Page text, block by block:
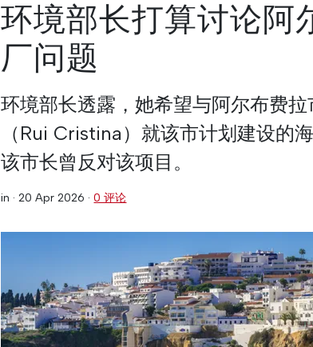
环境部长打算讨论阿
厂问题
环境部长透露，她希望与阿尔布费
（Rui Cristina）就该市计划建设的
该市长曾反对该项目。
in ·20 Apr 2026 ·0 评论